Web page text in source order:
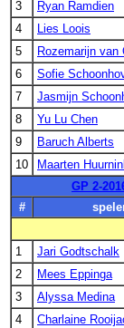
3
Ryan Ramdien
4
Lies Loois
5
Rozemarijn van
6
Sofie
7
Jasmijn
8
Yu Lu Chen
9
Baruch Alberts
10
Maarten
GP 2-
#
1
Jari Godtschalk
2
Mees Eppinga
3
Alyssa Medina
4
Charlaine